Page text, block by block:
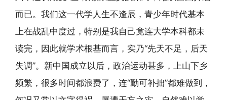
而已。我们这一代学人生不逢辰，青少年时代基本
上在战乱中度过，特别是我自己竟连大学本科都未
读完，因此就学术根基而言，实乃“先天不足，后天
失调”。新中国成立以后，政治运动甚多，上山下乡
频繁，很多时间都浪费了，连“勤可补拙”都难做到，